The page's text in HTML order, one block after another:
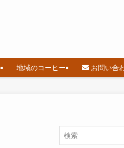
地域のコーヒー お問い合